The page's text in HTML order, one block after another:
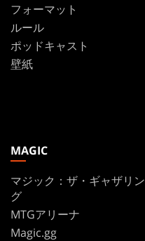
フォーマット
ルール
ポッドキャスト
壁紙
MAGIC
マジック：ザ・ギャザリン
グ
MTGアリーナ
Magic.gg